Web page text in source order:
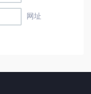
网址